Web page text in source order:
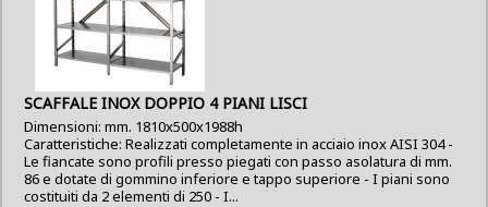
SCAFFALE INOX DOPPIO 4 PIANI LISCI
Dimensioni: mm. 1810x500x1988h
Caratteristiche: Realizzati completamente in acciaio inox AISI 304 -
Le fiancate sono profili presso piegati con passo asolatura di mm.
86 e dotate di gommino inferiore e tappo superiore - I piani sono
costituiti da 2 elementi di 250 - I...